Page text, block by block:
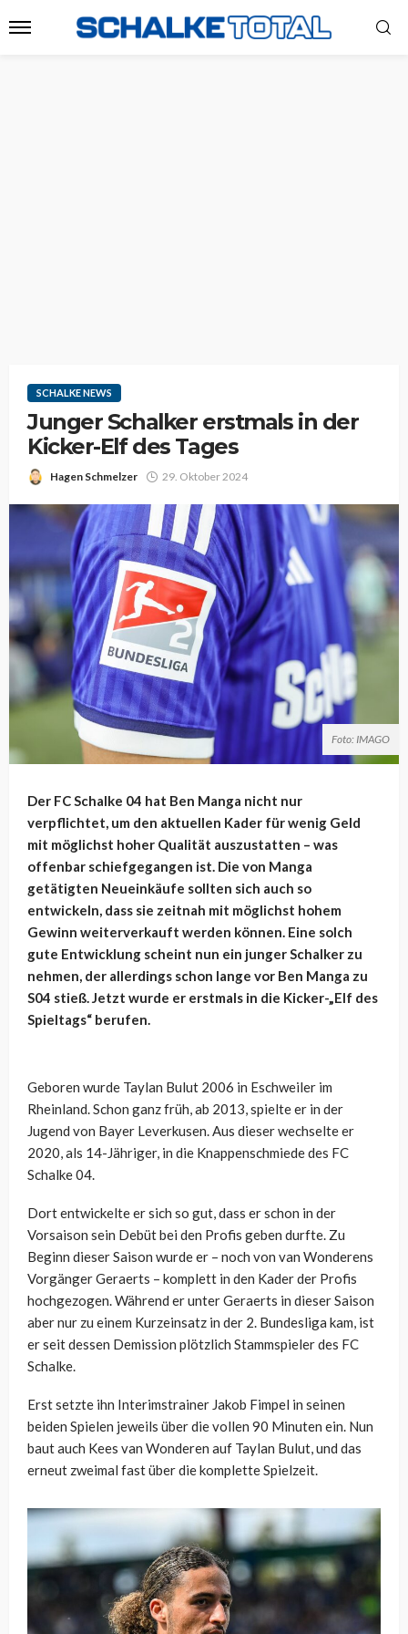
SCHALKE NEWS
Junger Schalker erstmals in der
Kicker-Elf des Tages
Hagen Schmelzer 29. Oktober 2024
Foto: IMAGO
Der FC Schalke 04 hat Ben Manga nicht nur
verpflichtet, um den aktuellen Kader für wenig Geld
mit möglichst hoher Qualität auszustatten – was
offenbar schiefgegangen ist. Die von Manga
getätigten Neueinkäufe sollten sich auch so
entwickeln, dass sie zeitnah mit möglichst hohem
Gewinn weiterverkauft werden können. Eine solch
gute Entwicklung scheint nun ein junger Schalker zu
nehmen, der allerdings schon lange vor Ben Manga zu
S04 stieß. Jetzt wurde er erstmals in die Kicker-„Elf des
Spieltags“ berufen.
Geboren wurde Taylan Bulut 2006 in Eschweiler im
Rheinland. Schon ganz früh, ab 2013, spielte er in der
Jugend von Bayer Leverkusen. Aus dieser wechselte er
2020, als 14-Jähriger, in die Knappenschmiede des FC
Schalke 04.
Dort entwickelte er sich so gut, dass er schon in der
Vorsaison sein Debüt bei den Profis geben durfte. Zu
Beginn dieser Saison wurde er – noch von van Wonderens
Vorgänger Geraerts – komplett in den Kader der Profis
hochgezogen. Während er unter Geraerts in dieser Saison
aber nur zu einem Kurzeinsatz in der 2. Bundesliga kam, ist
er seit dessen Demission plötzlich Stammspieler des FC
Schalke.
Erst setzte ihn Interimstrainer Jakob Fimpel in seinen
beiden Spielen jeweils über die vollen 90 Minuten ein. Nun
baut auch Kees van Wonderen auf Taylan Bulut, und das
erneut zweimal fast über die komplette Spielzeit.